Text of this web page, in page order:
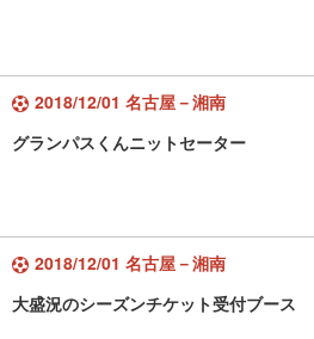
2018/12/01 名古屋－湘南
グランパスくんニットセーター
2018/12/01 名古屋－湘南
大盛況のシーズンチケット受付ブース